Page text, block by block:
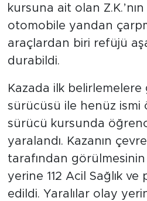
kursuna ait olan
otomobile yandan
araçlardan biri refüjü
durabildi.
Kazada ilk belirlemelere
sürücüsü ile henüz ismi
sürücü kursunda
yaralandı. Kazanın
tarafından
yerine 112 Acil Sağlık
edildi. Yaralılar olay